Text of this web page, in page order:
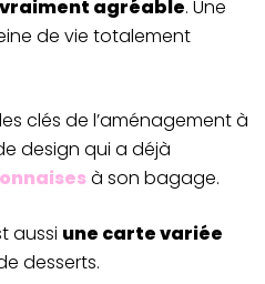
agréable. Une
de vie totalement
clés de l’aménagement à
design qui a déjà
à son bagage.
aussi une carte variée
desserts.